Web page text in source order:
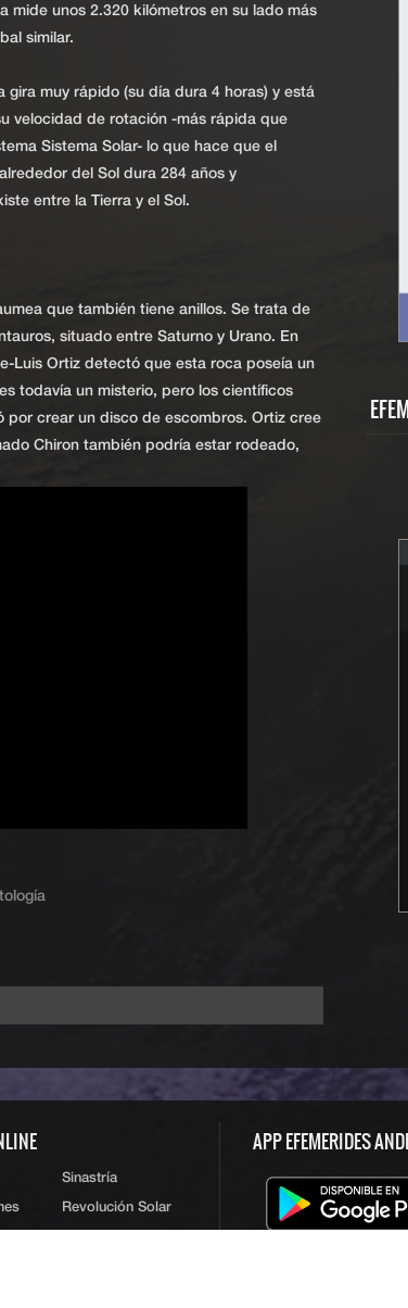
mide unos 2.320 kilómetros en su lado más
similar.
muy rápido (su día dura 4 horas) y está
velocidad de rotación -más rápida que
Sistema Solar- lo que hace que el
del Sol dura 284 años y
entre la Tierra y el Sol.
que también tiene anillos. Se trata de
situado entre Saturno y Urano. En
Luis Ortiz detectó que esta roca poseía un
todavía un misterio, pero los científicos
crear un disco de escombros. Ortiz cree
Chiron también podría estar rodeado,
Sinastría
Revolución Solar
APP EFEMERIDES